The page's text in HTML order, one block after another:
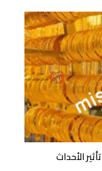
أسعار الذهب اليوم الثلاثاء 4 مارس 2025 تأثير الأحداث